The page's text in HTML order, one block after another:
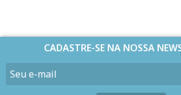
CADASTRE-SE NA NOSSA